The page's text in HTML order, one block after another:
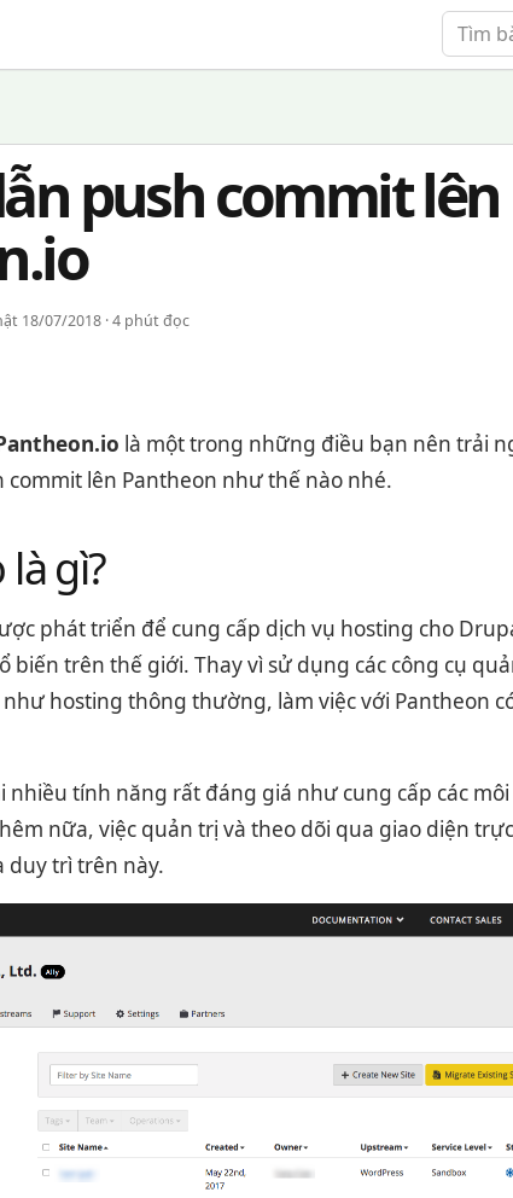
Tìm bài
push commit lên
18/07/2018 · 4 phút đọc
là một trong những điều bạn nên trải
lên Pantheon như thế nào nhé.
gì?
phát triển để cung cấp dịch vụ hosting cho
biến trên thế giới. Thay vì sử dụng các công cụ
hosting thông thường, làm việc với Pantheon
nhiều tính năng rất đáng giá như cung cấp các
nữa, việc quản trị và theo dõi qua giao diện
duy trì trên này.